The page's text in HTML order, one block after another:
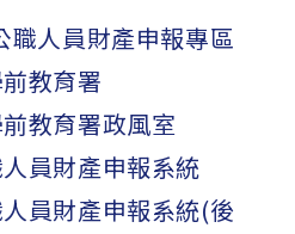
職人員財產申報專區
教育署
教育署政風室
員財產申報系統
員財產申報系統(後